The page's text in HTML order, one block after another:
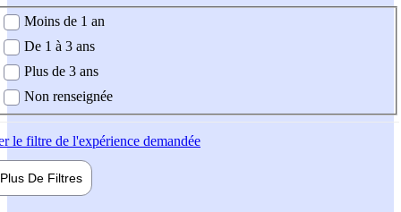
demandée
Moins de 1 an
De 1 à 3 ans
Plus de 3 ans
Non renseignée
le filtre de l'expérience demandée
Plus De Filtres